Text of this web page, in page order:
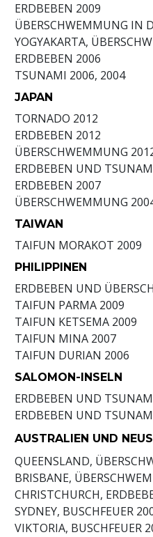
ERDBEBEN 2009
ÜBERSCHWEMMUNG IN
YOGYAKARTA,
ERDBEBEN 2006
TSUNAMI 2006, 2004
JAPAN
TORNADO 2012
ERDBEBEN 2012
ÜBERSCHWEMMUNG
ERDBEBEN UND
ERDBEBEN 2007
ÜBERSCHWEMMUNG
TAIWAN
TAIFUN MORAKOT 2009
PHILIPPINEN
ERDBEBEN UND
TAIFUN PARMA 2009
TAIFUN KETSEMA 2009
TAIFUN MINA 2007
TAIFUN DURIAN 2006
SALOMON-INSELN
ERDBEBEN UND
ERDBEBEN UND
AUSTRALIEN UND
QUEENSLAND,
BRISBANE,
CHRISTCHURCH,
SYDNEY, BUSCHFEUER
VIKTORIA, BUSCHFEUER